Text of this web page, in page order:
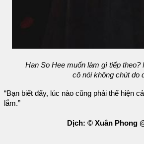
Han So Hee muốn làm gì tiếp theo?
cô nói không chút do
“Bạn biết đấy, lúc nào cũng phải thể hiện
lắm.”
Dịch: © Xuân Phong